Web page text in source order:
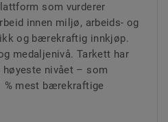
som vurderer
innen miljø, arbeids- og
og bærekraftig innkjøp.
medaljenivå. Tarkett har
nivået – som
% mest bærekraftige